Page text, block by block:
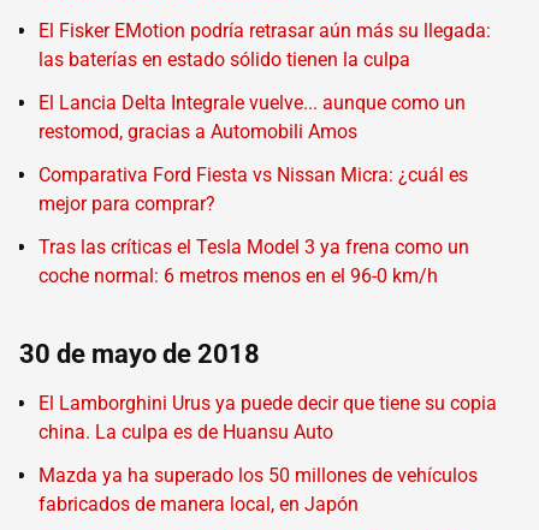
El Fisker EMotion podría retrasar aún más su llegada:
las baterías en estado sólido tienen la culpa
El Lancia Delta Integrale vuelve... aunque como un
restomod, gracias a Automobili Amos
Comparativa Ford Fiesta vs Nissan Micra: ¿cuál es
mejor para comprar?
Tras las críticas el Tesla Model 3 ya frena como un
coche normal: 6 metros menos en el 96-0 km/h
30 de mayo de 2018
El Lamborghini Urus ya puede decir que tiene su copia
china. La culpa es de Huansu Auto
Mazda ya ha superado los 50 millones de vehículos
fabricados de manera local, en Japón